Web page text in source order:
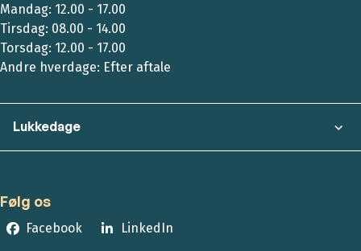
Mandag: 12.00 - 17.00
Tirsdag: 08.00 - 14.00
Torsdag: 12.00 - 17.00
Andre hverdage: Efter aftale
Lukkedage
Følg os
Facebook LinkedIn